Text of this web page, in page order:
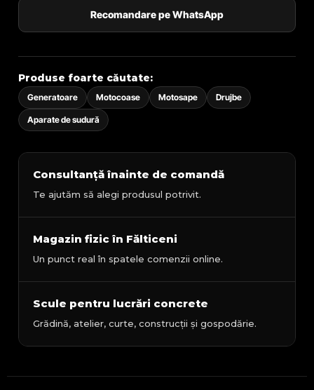
Recomandare pe WhatsApp
Produse foarte căutate:
Generatoare Motocoase Motosape Drujbe
Aparate de sudură
Consultanță înainte de comandă
Te ajutăm să alegi produsul potrivit.
Magazin fizic în Fălticeni
Un punct real în spatele comenzii online.
Scule pentru lucrări concrete
Grădină, atelier, curte, construcții și gospodărie.